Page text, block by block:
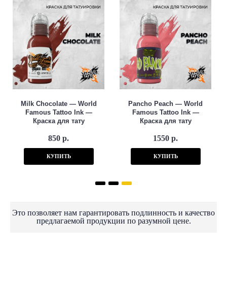
Milk Chocolate — World
Famous Tattoo Ink —
Краска для тату
850 р.
КУПИТЬ
Pancho Peach — World
Famous Tattoo Ink —
Краска для тату
1550 р.
КУПИТЬ
Это позволяет нам гарантировать подлинность и качество
предлагаемой продукции по разумной цене.